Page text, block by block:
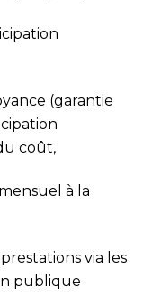
(garantie
coût,
à la
via les
publique